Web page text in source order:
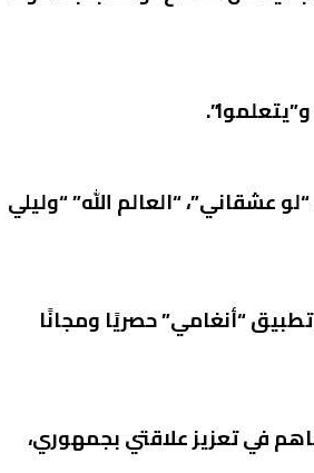
عشقاني”، “العالم الله” “وليلي
“أنغامي” حصريًا ومجانًا
في تعزيز علاقتي بجمهوري،